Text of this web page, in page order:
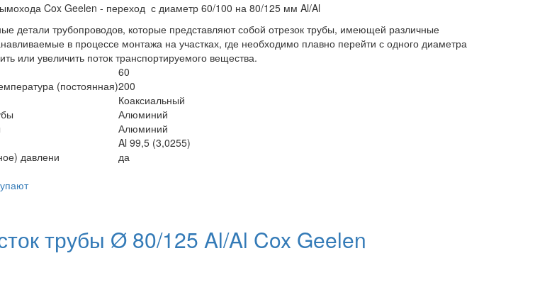
Cox Geelen - переход с диаметр 60/100 на 80/125 мм Al/Al
детали трубопроводов, которые представляют собой отрезок трубы, имеющей различные
в процессе монтажа на участках, где необходимо плавно перейти с одного диаметра
или увеличить поток транспортируемого вещества.
60
(постоянная)200
Коаксиальный
Алюминий
Алюминий
Al 99,5 (3,0255)
давлени
да
трубы Ø 80/125 Al/Al Cox Geelen